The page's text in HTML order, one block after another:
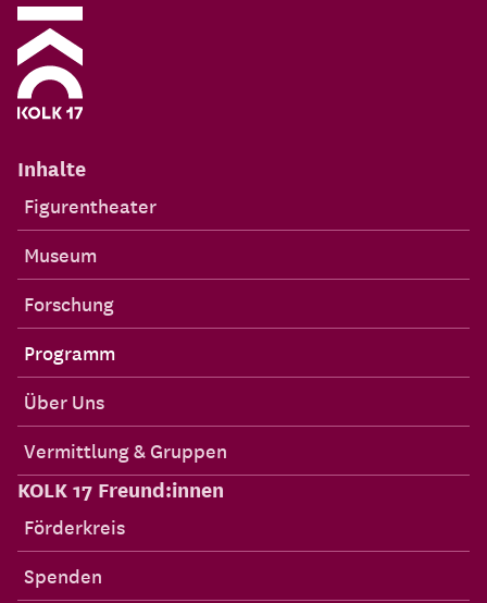
Inhalte
Figurentheater
Museum
Forschung
Programm
Über Uns
Vermittlung & Gruppen
KOLK 17 Freund:innen
Förderkreis
Spenden